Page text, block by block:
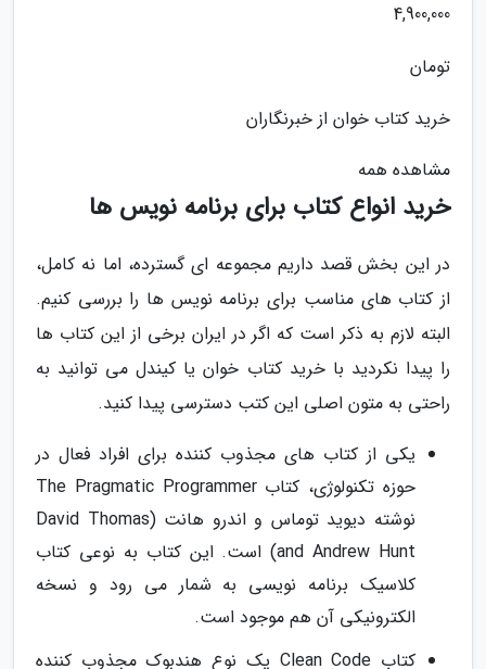
4,900,000
تومان
خرید کتاب خوان از خبرنگاران
مشاهده همه
خرید انواع کتاب برای برنامه نویس ها
در این بخش قصد داریم مجموعه ای گسترده، اما نه کامل،
از کتاب های مناسب برای برنامه نویس ها را بررسی کنیم.
البته لازم به ذکر است که اگر در ایران برخی از این کتاب ها
را پیدا نکردید با خرید کتاب خوان یا کیندل می توانید به
راحتی به متون اصلی این کتب دسترسی پیدا کنید.
یکی از کتاب های مجذوب کننده برای افراد فعال در
حوزه تکنولوژی، کتاب The Pragmatic Programmer
نوشته دیوید توماس و اندرو هانت (David Thomas
and Andrew Hunt) است. این کتاب به نوعی کتاب
کلاسیک برنامه نویسی به شمار می رود و نسخه
الکترونیکی آن هم موجود است.
کتاب Clean Code یک نوع هندبوک مجذوب کننده